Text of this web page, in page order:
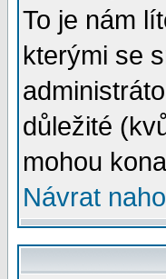
To je nám
kterými se
důležité
mohou
Návrat